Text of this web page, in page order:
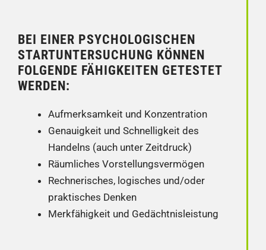
BEI EINER PSYCHOLOGISCHEN
STARTUNTERSUCHUNG KÖNNEN
FOLGENDE FÄHIGKEITEN GETESTET
WERDEN:
Aufmerksamkeit und Konzentration
Genauigkeit und Schnelligkeit des
Handelns (auch unter Zeitdruck)
Räumliches Vorstellungsvermögen
Rechnerisches, logisches und/oder
praktisches Denken
Merkfähigkeit und Gedächtnisleistung